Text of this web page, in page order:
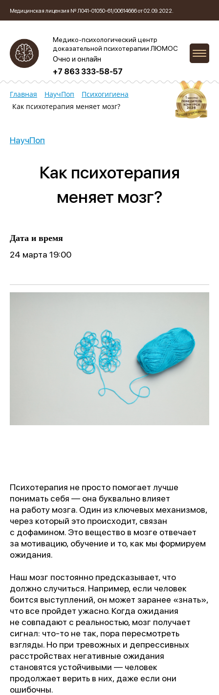
Медицинская лицензия № Л041-01050-61/00614666 от 02.09.2022.
Медико-психологический центр
доказательной психотерапии ЛЮМОС
Очно и онлайн
+7 863 333-58-57
Главная НаучПоп
Психогигиена
Как психотерапия меняет мозг?
НаучПоп
Как психотерапия
меняет мозг?
Дата и время
24 марта 19:00
Психотерапия не просто помогает лучше
понимать себя — она буквально влияет
на работу мозга. Один из ключевых механизмов,
через который это происходит, связан
с дофамином. Это вещество в мозге отвечает
за мотивацию, обучение и то, как мы формируем
ожидания.
Наш мозг постоянно предсказывает, что
должно случиться. Например, если человек
боится выступлений, он может заранее «знать»,
что все пройдет ужасно. Когда ожидания
не совпадают с реальностью, мозг получает
сигнал: что-то не так, пора пересмотреть
взгляды. Но при тревожных и депрессивных
расстройствах негативные ожидания
становятся устойчивыми — человек
продолжает верить в них, даже если они
ошибочны.